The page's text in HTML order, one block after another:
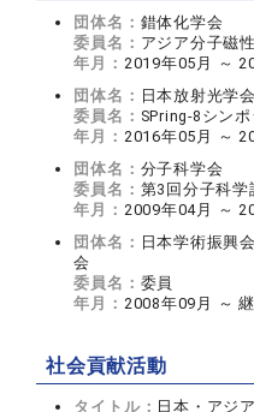
団体名： 錯体化学会
委員名： アジア分子磁
年月： 2019年05月 ～
団体名： 日本放射光学会
委員名： SPring-8シン
年月： 2016年05月 ～
団体名： 分子科学会
委員名： 第3回分子科学
年月： 2009年04月 ～
団体名： 日本学術振興
会
委員名： 委員
年月： 2008年09月 ～
社会貢献活動
タイトル： 日本・アジ